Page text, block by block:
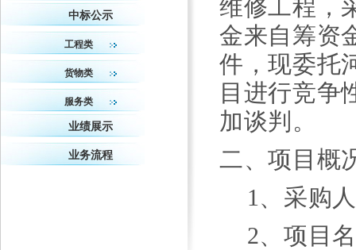
维修工程
金来自筹资
件，现委托
目进行竞争
加谈判。
二、项目概
1、采购
2、项目
中标公示
工程类
货物类
服务类
业绩展示
业务流程